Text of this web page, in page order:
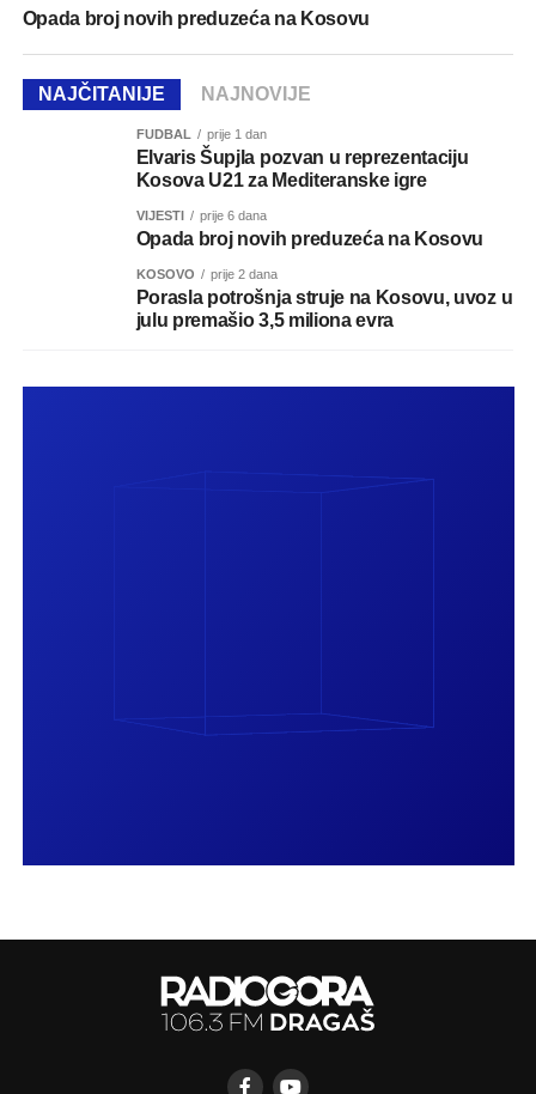
Opada broj novih preduzeća na Kosovu
NAJČITANIJE NAJNOVIJE
FUDBAL prije 1 dan
Elvaris Šupjla pozvan u reprezentaciju
Kosova U21 za Mediteranske igre
VIJESTI prije 6 dana
Opada broj novih preduzeća na Kosovu
KOSOVO prije 2 dana
Porasla potrošnja struje na Kosovu, uvoz u
julu premašio 3,5 miliona evra